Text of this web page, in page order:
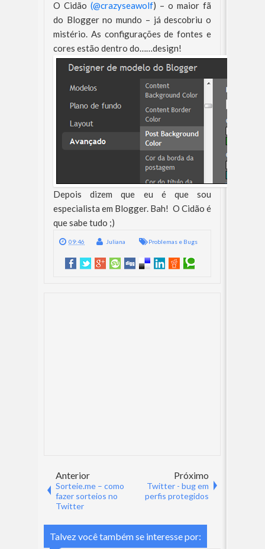
O Cidão (@crazyseawolf) – o maior fã
do Blogger no mundo – já descobriu o
mistério. As configurações de fontes e
cores estão dentro do……design!
Depois dizem que eu é que sou
especialista em Blogger. Bah! O Cidão é
que sabe tudo ;)
09:46 Juliana Problemas e Bugs
Anterior
Sorteie.me – como
fazer sorteios no
Twitter
Próximo
Twitter - bug em
perfis protegidos
Talvez você também se interesse por: